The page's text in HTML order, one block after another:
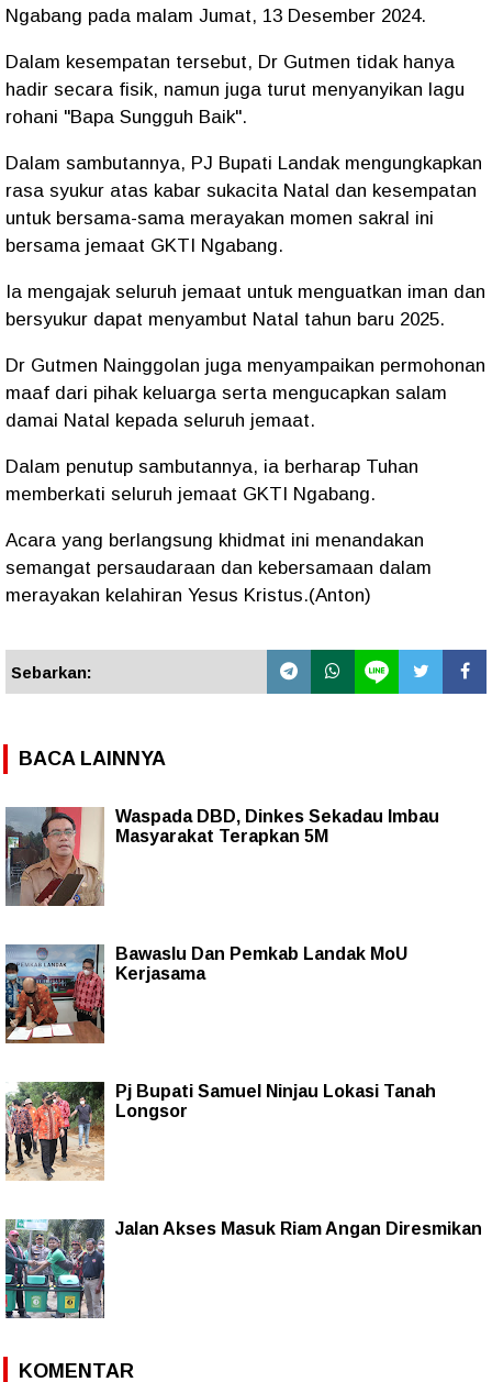
Ngabang pada malam Jumat, 13 Desember 2024.
Dalam kesempatan tersebut, Dr Gutmen tidak hanya
hadir secara fisik, namun juga turut menyanyikan lagu
rohani "Bapa Sungguh Baik".
Dalam sambutannya, PJ Bupati Landak mengungkapkan
rasa syukur atas kabar sukacita Natal dan kesempatan
untuk bersama-sama merayakan momen sakral ini
bersama jemaat GKTI Ngabang.
Ia mengajak seluruh jemaat untuk menguatkan iman dan
bersyukur dapat menyambut Natal tahun baru 2025.
Dr Gutmen Nainggolan juga menyampaikan permohonan
maaf dari pihak keluarga serta mengucapkan salam
damai Natal kepada seluruh jemaat.
Dalam penutup sambutannya, ia berharap Tuhan
memberkati seluruh jemaat GKTI Ngabang.
Acara yang berlangsung khidmat ini menandakan
semangat persaudaraan dan kebersamaan dalam
merayakan kelahiran Yesus Kristus.(Anton)
Sebarkan:
BACA LAINNYA
Waspada DBD, Dinkes Sekadau Imbau
Masyarakat Terapkan 5M
Bawaslu Dan Pemkab Landak MoU
Kerjasama
Pj Bupati Samuel Ninjau Lokasi Tanah
Longsor
Jalan Akses Masuk Riam Angan Diresmikan
KOMENTAR